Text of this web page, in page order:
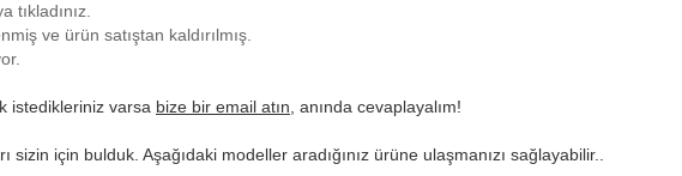
tıkladınız.
ve ürün satıştan kaldırılmış.
istedikleriniz varsa bize bir email atın , anında cevaplayalım!
için bulduk. Aşağıdaki modeller aradığınız ürüne ulaşmanızı sağlayabilir..